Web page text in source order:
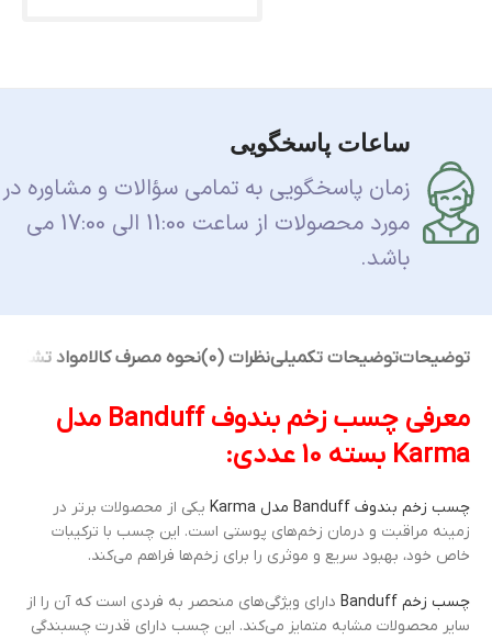
ساعات پاسخگویی
زمان پاسخگویی به تمامی سؤالات و مشاوره در
مورد محصولات از ساعت 11:00 الی 17:00 می
باشد.
توضیحاتتوضیحات تکمیلینظرات (0) نحوه مصرف کالامواد
معرفی چسب زخم بندوف Banduff مدل
Karma بسته 10 عددی:
چسب زخم بندوف Banduff مدل Karma
یکی از محصولات برتر در
زمینه مراقبت و درمان زخم‌های پوستی است. این چسب با ترکیبات
خاص خود، بهبود سریع و موثری را برای زخم‌ها فراهم می‌کند.
چسب زخم Banduff
دارای ویژگی‌های منحصر به فردی است که آن را از
سایر محصولات مشابه متمایز می‌کند. این چسب دارای قدرت چسبندگی